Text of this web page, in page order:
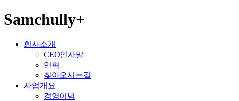
Samchully+
회사소개
CEO인사말
연혁
찾아오시는길
사업개요
경영이념